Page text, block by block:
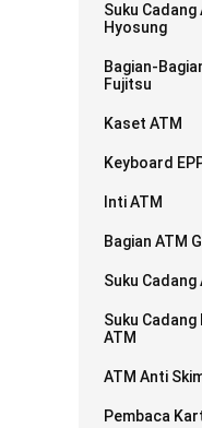
Suku Cadang
Hyosung
Bagian-
Fujitsu
Kaset ATM
Keyboard
Inti ATM
Bagian ATM
Suku Cadang
Suku
ATM
ATM Anti
Pembaca